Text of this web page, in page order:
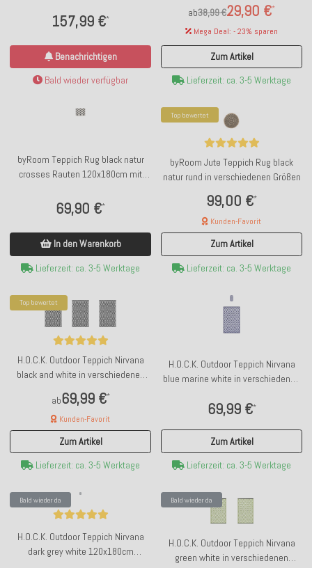
157,99 €*
Benachrichtigen
Bald wieder verfügbar
ab 29,90 €*
38,99 €
Mega Deal: - 23% sparen
Zum Artikel
Lieferzeit: ca. 3-5 Werktage
byRoom Teppich Rug black natur
crosses Rauten 120x180cm mit
69,90 €*
In den Warenkorb
Lieferzeit: ca. 3-5 Werktage
Top bewertet
byRoom Jute Teppich Rug black
natur rund in verschiedenen Größen
99,00 €*
Kunden-Favorit
Zum Artikel
Lieferzeit: ca. 3-5 Werktage
Top bewertet
H.O.C.K. Outdoor Teppich Nirvana
black and white in verschiedenen
ab69,99 €*
Kunden-Favorit
Zum Artikel
Lieferzeit: ca. 3-5 Werktage
H.O.C.K. Outdoor Teppich Nirvana
blue marine white in verschiedenen
69,99 €*
Zum Artikel
Lieferzeit: ca. 3-5 Werktage
Bald wieder da
H.O.C.K. Outdoor Teppich Nirvana
dark grey white 120x180cm
Bald wieder da
H.O.C.K. Outdoor Teppich Nirvana
green white in verschiedenen